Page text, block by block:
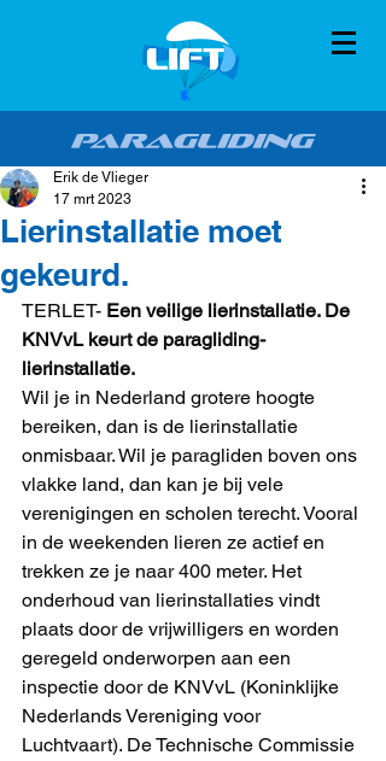
Lierinstallatie moet
gekeurd.
Erik de Vlieger
17 mrt 2023
TERLET- Een veilige lierinstallatie. De
KNVvL keurt de paragliding-
lierinstallatie.
Wil je in Nederland grotere hoogte
bereiken, dan is de lierinstallatie
onmisbaar. Wil je paragliden boven ons
vlakke land, dan kan je bij vele
verenigingen en scholen terecht. Vooral
in de weekenden lieren ze actief en
trekken ze je naar 400 meter. Het
onderhoud van lierinstallaties vindt
plaats door de vrijwilligers en worden
geregeld onderworpen aan een
inspectie door de KNVvL (Koninklijke
Nederlands Vereniging voor
Luchtvaart). De Technische Commissie